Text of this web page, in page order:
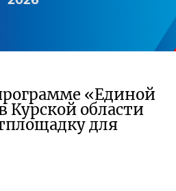
«Единой
Курской области
для